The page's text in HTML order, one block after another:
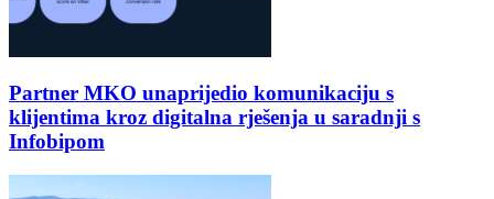
Partner MKO unaprijedio komunikaciju s
klijentima kroz digitalna rješenja u saradnji s
Infobipom